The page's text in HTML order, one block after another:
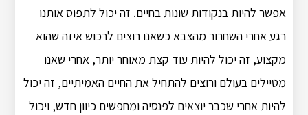
אפשר להיות בנקודות שונות בחיים. זה יכול לתפוס אותנו
רגע אחרי השחרור מהצבא כשאנו רוצים לרכוש איזה שהוא
מקצוע, זה יכול להיות עוד קצת מאוחר יותר, אחרי שאנו
מטיילים בעולם ורוצים להתחיל את החיים האמיתיים, זה יכול
להיות אחרי שכבר יוצאים לפנסיה ומחפשים כיוון חדש, ויכול